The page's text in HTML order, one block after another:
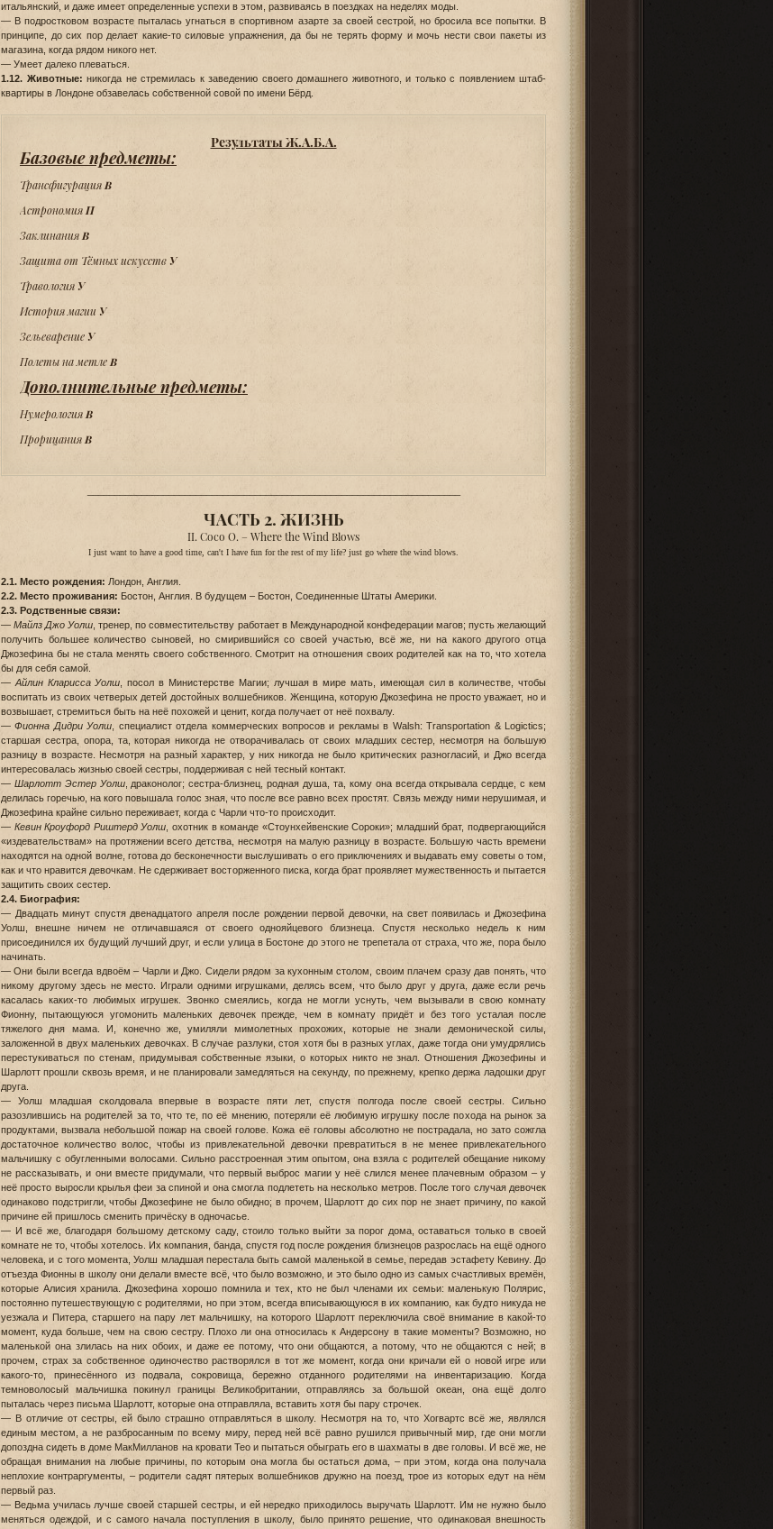
итальянский, и даже имеет определенные успехи в этом, развиваясь в поездках на неделях моды.
— В подростковом возрасте пыталась угнаться в спортивном азарте за своей сестрой, но бросила все попытки. В
принципе, до сих пор делает какие-то силовые упражнения, да бы не терять форму и мочь нести свои пакеты из
магазина, когда рядом никого нет.
— Умеет далеко плеваться.
1.12. Животные: никогда не стремилась к заведению своего домашнего животного, и только с появлением штаб-
квартиры в Лондоне обзавелась собственной совой по имени Бёрд.
Результаты Ж.А.Б.А.
Базовые предметы:
ТрансфигурацияВ
АстрономияП
ЗаклинанияВ
Защита от Тёмных искусствУ
Травология У
История магии У
Зельеварение У
Полеты на метлеВ
Дополнительные предметы:
НумерологияВ
ПрорицанияВ
ЧАСТЬ 2. ЖИЗНЬ
II. Coco O. – Where the Wind Blows
I just want to have a good time, can't I have fun for the rest of my life? just go where the wind blows.
2.1. Место рождения: Лондон, Англия.
2.2. Место проживания: Бостон, Англия. В будущем – Бостон, Соединенные Штаты Америки.
2.3. Родственные связи:
—Майлз Джо Уолш , тренер, по совместительству работает в Международной конфедерации магов; пусть желающий
получить большее количество сыновей, но смирившийся со своей участью, всё же, ни на какого другого отца
Джозефина бы не стала менять своего собственного. Смотрит на отношения своих родителей как на то, что хотела
бы для себя самой.
— Айлин Кларисса Уолш , посол в Министерстве Магии; лучшая в мире мать, имеющая сил в количестве, чтобы
воспитать из своих четверых детей достойных волшебников. Женщина, которую Джозефина не просто уважает, но и
возвышает, стремиться быть на неё похожей и ценит, когда получает от неё похвалу.
—Фионна Дидри Уолш , специалист отдела коммерческих вопросов и рекламы в Walsh: Transportation & Logictics;
старшая сестра, опора, та, которая никогда не отворачивалась от своих младших сестер, несмотря на большую
разницу в возрасте. Несмотря на разный характер, у них никогда не было критических разногласий, и Джо всегда
интересовалась жизнью своей сестры, поддерживая с ней тесный контакт.
— Шарлотт Эстер Уолш, драконолог; сестра-близнец, родная душа, та, кому она всегда открывала сердце, с кем
делилась горечью, на кого повышала голос зная, что после все равно всех простят. Связь между ними нерушимая, и
Джозефина крайне сильно переживает, когда с Чарли что-то происходит.
— Кевин Кроуфорд Риштерд Уолш , охотник в команде «Стоунхейвенские Сороки»; младший брат, подвергающийся
«издевательствам» на протяжении всего детства, несмотря на малую разницу в возрасте. Большую часть времени
находятся на одной волне, готова до бесконечности выслушивать о его приключениях и выдавать ему советы о том,
как и что нравится девочкам. Не сдерживает восторженного писка, когда брат проявляет мужественность и пытается
защитить своих сестер.
2.4. Биография:
— Двадцать минут спустя двенадцатого апреля после рождении первой девочки, на свет появилась и Джозефина
Уолш, внешне ничем не отличавшаяся от своего однояйцевого близнеца. Спустя несколько недель к ним
присоединился их будущий лучший друг, и если улица в Бостоне до этого не трепетала от страха, что же, пора было
начинать.
— Они были всегда вдвоём – Чарли и Джо. Сидели рядом за кухонным столом, своим плачем сразу дав понять, что
никому другому здесь не место. Играли одними игрушками, делясь всем, что было друг у друга, даже если речь
касалась каких-то любимых игрушек. Звонко смеялись, когда не могли уснуть, чем вызывали в свою комнату
Фионну, пытающуюся угомонить маленьких девочек прежде, чем в комнату придёт и без того усталая после
тяжелого дня мама. И, конечно же, умиляли мимолетных прохожих, которые не знали демонической силы,
заложенной в двух маленьких девочках. В случае разлуки, стоя хотя бы в разных углах, даже тогда они умудрялись
перестукиваться по стенам, придумывая собственные языки, о которых никто не знал. Отношения Джозефины и
Шарлотт прошли сквозь время, и не планировали замедляться на секунду, по прежнему, крепко держа ладошки друг
друга.
— Уолш младшая сколдовала впервые в возрасте пяти лет, спустя полгода после своей сестры. Сильно
разозлившись на родителей за то, что те, по её мнению, потеряли её любимую игрушку после похода на рынок за
продуктами, вызвала небольшой пожар на своей голове. Кожа её головы абсолютно не пострадала, но зато сожгла
достаточное количество волос, чтобы из привлекательной девочки превратиться в не менее привлекательного
мальчишку с обугленными волосами. Сильно расстроенная этим опытом, она взяла с родителей обещание никому
не рассказывать, и они вместе придумали, что первый выброс магии у неё слился менее плачевным образом – у
неё просто выросли крылья феи за спиной и она смогла подлететь на несколько метров. После того случая девочек
одинаково подстригли, чтобы Джозефине не было обидно; в прочем, Шарлотт до сих пор не знает причину, по какой
причине ей пришлось сменить причёску в одночасье.
— И всё же, благодаря большому детскому саду, стоило только выйти за порог дома, оставаться только в своей
комнате не то, чтобы хотелось. Их компания, банда, спустя год после рождения близнецов разрослась на ещё одного
человека, и с того момента, Уолш младшая перестала быть самой маленькой в семье, передав эстафету Кевину. До
отъезда Фионны в школу они делали вместе всё, что было возможно, и это было одно из самых счастливых времён,
которые Алисия хранила. Джозефина хорошо помнила и тех, кто не был членами их семьи: маленькую Полярис,
постоянно путешествующую с родителями, но при этом, всегда вписывающуюся в их компанию, как будто никуда не
уезжала и Питера, старшего на пару лет мальчишку, на которого Шарлотт переключила своё внимание в какой-то
момент, куда больше, чем на свою сестру. Плохо ли она относилась к Андерсону в такие моменты? Возможно, но
маленькой она злилась на них обоих, и даже ее потому, что они общаются, а потому, что не общаются с ней; в
прочем, страх за собственное одиночество растворялся в тот же момент, когда они кричали ей о новой игре или
какого-то, принесённого из подвала, сокровища, бережно отданного родителями на инвентаризацию. Когда
темноволосый мальчишка покинул границы Великобритании, отправляясь за большой океан, она ещё долго
пыталась через письма Шарлотт, которые она отправляла, вставить хотя бы пару строчек.
— В отличие от сестры, ей было страшно отправляться в школу. Несмотря на то, что Хогвартс всё же, являлся
единым местом, а не разбросанным по всему миру, перед ней всё равно рушился привычный мир, где они могли
допоздна сидеть в доме МакМилланов на кровати Тео и пытаться обыграть его в шахматы в две головы. И всё же, не
обращая внимания на любые причины, по которым она могла бы остаться дома, – при этом, когда она получала
неплохие контраргументы, – родители садят пятерых волшебников дружно на поезд, трое из которых едут на нём
первый раз.
— Ведьма училась лучше своей старшей сестры, и ей нередко приходилось выручать Шарлотт. Им не нужно было
меняться одеждой, и с самого начала поступления в школу, было принято решение, что одинаковая внешность